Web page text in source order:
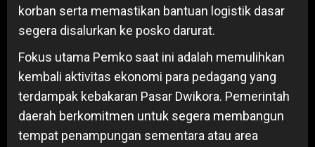
korban serta memastikan bantuan logistik dasar
segera disalurkan ke posko darurat.
Fokus utama Pemko saat ini adalah memulihkan
kembali aktivitas ekonomi para pedagang yang
terdampak kebakaran Pasar Dwikora. Pemerintah
daerah berkomitmen untuk segera membangun
tempat penampungan sementara atau area